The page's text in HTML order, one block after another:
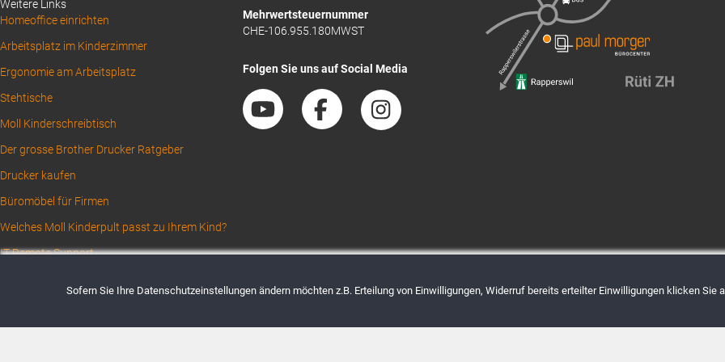
Weitere Links
Homeoffice einrichten
Arbeitsplatz im Kinderzimmer
Ergonomie am Arbeitsplatz
Stehtische
Moll Kinderschreibtisch
Der grosse Brother Drucker Ratgeber
Drucker kaufen
Büromöbel für Firmen
Welches Moll Kinderpult passt zu Ihrem Kind?
IT Remote Support
Mehrwertsteuernummer
CHE-106.955.180MWST
Folgen Sie uns auf Social Media
Sofern Sie Ihre Datenschutzeinstellungen ändern möchten z.B. Erteilung von Einwilligungen, Widerruf bereits erteilter Einwilligungen klicken Sie